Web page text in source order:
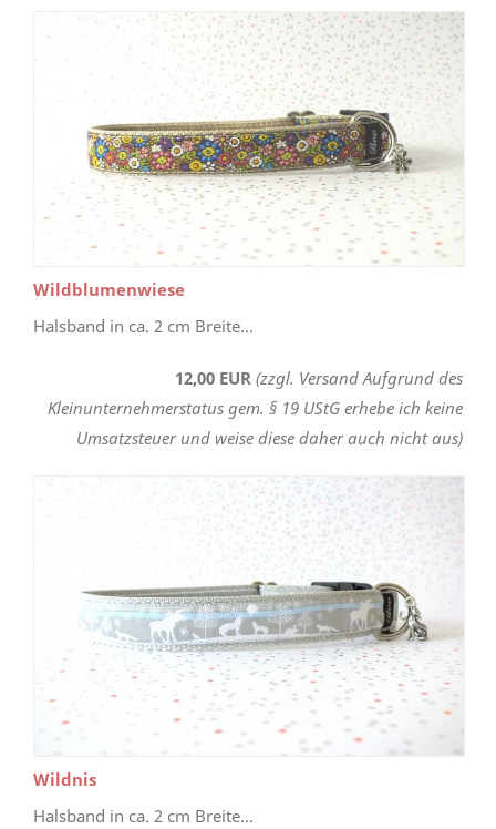
Wildblumenwiese
Halsband in ca. 2 cm Breite...
12,00 EUR (zzgl. Versand Aufgrund des
Kleinunternehmerstatus gem. § 19 UStG erhebe ich keine
Umsatzsteuer und weise diese daher auch nicht aus)
Wildnis
Halsband in ca. 2 cm Breite...